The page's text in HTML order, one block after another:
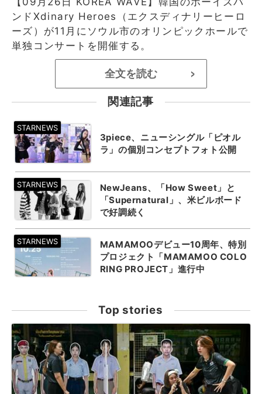
ンドXdinary Heroes（エクスディナリーヒーロ
ーズ）が11月にソウル市のオリンピックホールで
単独コンサートを開催する。
全文を読む >
関連記事
3piece、ニューシングル「ピオル
ラ」の個別コンセプトフォト公開
NewJeans、「How Sweet」と
「Supernatural」、米ビルボード
で好調続く
MAMAMOOデビュー10周年、特別
プロジェクト「MAMAMOO COLO
RING PROJECT」進行中
Top stories